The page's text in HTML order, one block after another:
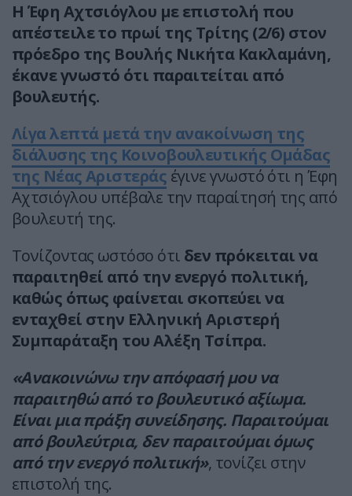
Η Έφη Αχτσιόγλου με επιστολή που
απέστειλε το πρωί της Τρίτης (2/6) στον
πρόεδρο της Βουλής Νικήτα Κακλαμάνη,
έκανε γνωστό ότι παραιτείται από
βουλευτής.
Λίγα λεπτά μετά την ανακοίνωση της
διάλυσης της Κοινοβουλευτικής Ομάδας
της Νέας Αριστεράς έγινε γνωστό ότι η Έφη
Αχτσιόγλου υπέβαλε την παραίτησή της από
βουλευτή της.
Τονίζοντας ωστόσο ότι δεν πρόκειται να
παραιτηθεί από την ενεργό πολιτική,
καθώς όπως φαίνεται σκοπεύει να
ενταχθεί στην Ελληνική Αριστερή
Συμπαράταξη του Αλέξη Τσίπρα.
«Ανακοινώνω την απόφασή μου να
παραιτηθώ από το βουλευτικό αξίωμα.
Είναι μια πράξη συνείδησης. Παραιτούμαι
από βουλεύτρια, δεν παραιτούμαι όμως
από την ενεργό πολιτική», τονίζει στην
επιστολή της.